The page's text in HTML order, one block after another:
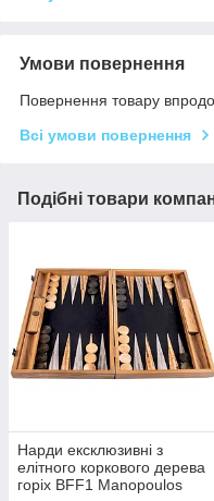
Умови повернення
Повернення товару
Всі умови повернення
Подібні товари
Нарди ексклюзивні з
елітного коркового дерева
горіх BFF1 Manopoulos